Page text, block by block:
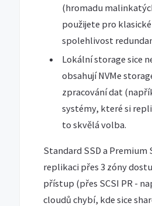
(hromadu
použijete pro
spolehlivost
Lokální storage sice
obsahují NVMe
zpracování dat
systémy, které si
to skvělá volba.
Standard SSD a Premium
replikaci přes 3 zóny
přístup (přes SCSI PR -
cloudů chybí, kde sice